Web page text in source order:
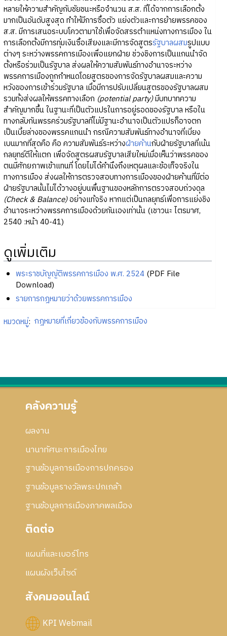
หลายให้ความสำคัญกับชัยชนะหรือจำนวน ส.ส. ที่ได้จากการเลือกตั้ง
มากเป็นอันดับสูงสุด ทำให้มีการซื้อตัว แย่งตัวและการย้ายพรรคของ
ส.ส. มีการเสนอระบบโควตามาใช้เพื่อจัดสรรตำแหน่งทางการเมือง ใน
การเลือกตั้งมีการทุ่มเงินซื้อเสียงและมีการจัดสูตรรัฐบาลผสมรูปแบบ
ต่างๆ ระหว่างพรรคการเมืองเพื่อแยกฝ่าย ช่วงชิงการเป็นแกนนำจัด
ตั้งหรือร่วมเป็นรัฐบาล ส่งผลให้ความสัมพันธ์ทางอำนาจระหว่าง
พรรคการเมืองถูกกำหนดโดยสูตรของการจัดรัฐบาลผสมและความ
หวังของการเข้าร่วมรัฐบาล เมื่อมีการปรับเปลี่ยนสูตรของรัฐบาลผสม
รวมทั้งส่งผลให้พรรคทางเลือก (potential party)มีบทบาทความ
สำคัญมากขึ้น ในฐานะที่เป็นตัวแปรในการอยู่รอดของรัฐบาล หรือใน
ทางกลับกันพรรคร่วมรัฐบาลที่ไม่มีฐานะอำนาจเป็นตัวแปรก็อาจตก
เป็นเบี้ยล่างของพรรคแกนนำ กรณีความสัมพันธ์ทางอำนาจที่เบี่ยง
เบนมากที่สุดคือ คือ ความสัมพันธ์ระหว่างฝ่ายค้านกับฝ่ายรัฐบาลที่เน้น
กลยุทธ์ตีให้แตก เพื่อจัดสูตรผสมรัฐบาลเสียใหม่เมื่อเห็นว่าพรรคของ
ตนมีศักยภาพเข้าแทนที่ โดยไม่ได้คำนึงถึงเหตุผลและข้อเท็จจริงใน
ทางการเมือง ส่งผลให้การตรวจสอบทางการเมืองของฝ่ายค้านที่มีต่อ
ฝ่ายรัฐบาลนั้นไม่ได้วางอยู่บนพื้นฐานของหลักการตรวจสอบถ่วงดุล
(Check & Balance)อย่างแท้จริง หากแต่เป็นกลยุทธ์เพื่อการแย่งชิง
อำนาจระหว่างพรรคการเมืองด้วยกันเองเท่านั้น (เชาวนะ ไตรมาศ,
2540 :หน้า 40-41)
ดูเพิ่มเติม
พระราชบัญญัติพรรคการเมือง พ.ศ. 2524 (PDF File
Download)
รายการกฎหมายว่าด้วยพรรคการเมือง
หมวดหมู่: กฎหมายที่เกี่ยวข้องกับพรรคการเมือง
คลังความรู้
ผลงาน
นานาทัศนะการเมืองไทย
ฐานข้อมูลการเมืองการปกครอง
ฐานข้อมูลรางวัลพระปกเกล้า
ฐานข้อมูลการเมืองภาคพลเมือง
ติดต่อ
แผนที่และเบอร์โทร
แผนผังเว็บไซด์
สังคมออนไลน์
KPI Webmail